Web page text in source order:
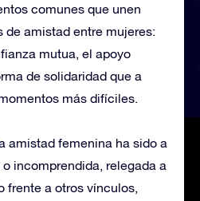
comunes que unen
de amistad entre mujeres:
mutua, el apoyo
de solidaridad que a
más difíciles.
amistad femenina ha sido a
incomprendida, relegada a
frente a otros vínculos,